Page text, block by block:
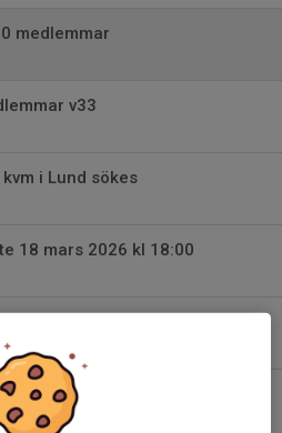
medlemmar
v33
i Lund sökes
18 mars 2026 kl 18:00